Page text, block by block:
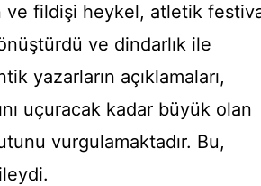
ve fildişi heykel, atletik
ve dindarlık ile
yazarların açıklamaları,
uçuracak kadar büyük olan
vurgulamaktadır. Bu,